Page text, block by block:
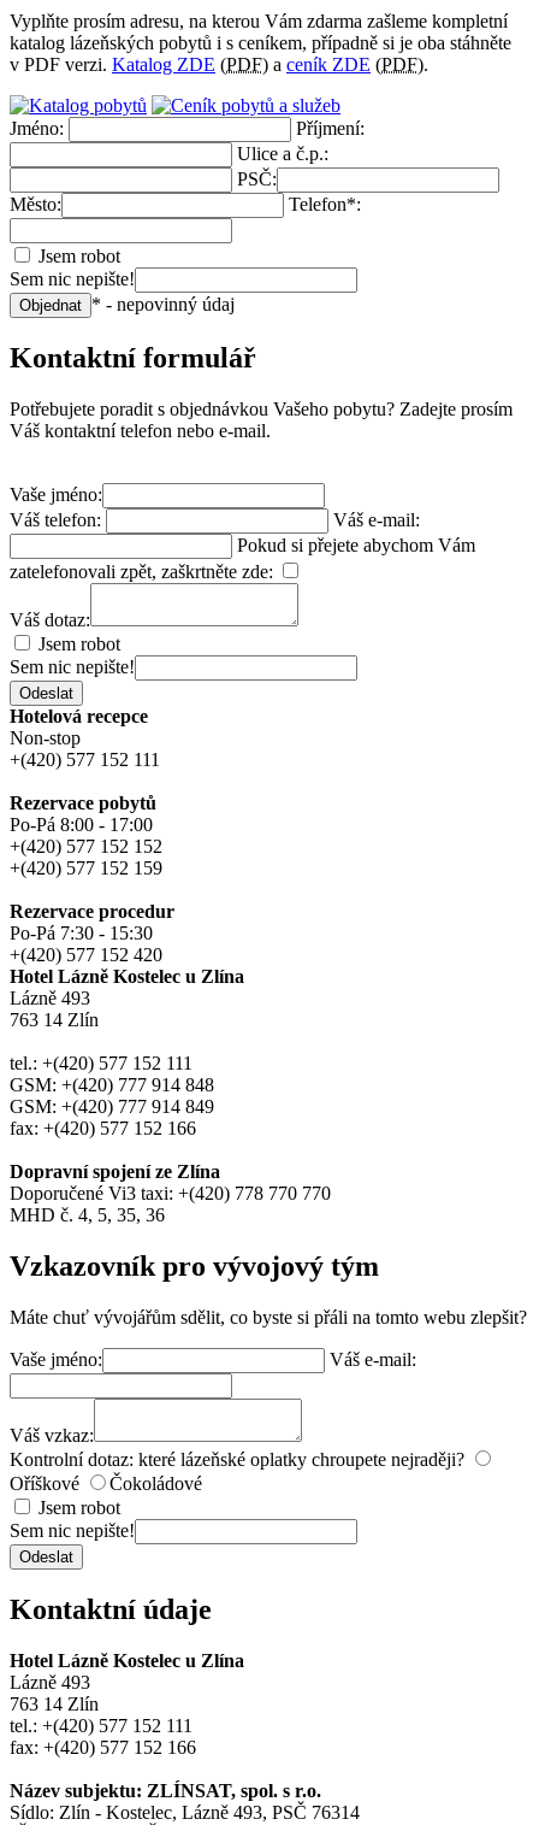
Vyplňte prosím adresu, na kterou Vám zdarma zašleme kompletní
katalog lázeňských pobytů i s ceníkem, případně si je oba stáhněte
v PDF verzi. Katalog ZDE (PDF) a ceník ZDE (PDF).
Jméno:
Příjmení:
Ulice a č.p.:
PSČ:
Město:
Telefon*:
Jsem robot
Sem nic nepište!
Objednat * - nepovinný údaj
Kontaktní formulář
Potřebujete poradit s objednávkou Vašeho pobytu? Zadejte prosím
Váš kontaktní telefon nebo e-mail.
Vaše jméno:
Váš telefon:
Váš e-mail:
Pokud si přejete abychom Vám
zatelefonovali zpět, zaškrtněte zde:
Váš dotaz:
Jsem robot
Sem nic nepište!
Odeslat
Hotelová recepce
Non-stop
+(420) 577 152 111
Rezervace pobytů
Po-Pá 8:00 - 17:00
+(420) 577 152 152
+(420) 577 152 159
Rezervace procedur
Po-Pá 7:30 - 15:30
+(420) 577 152 420
Hotel Lázně Kostelec u Zlína
Lázně 493
763 14 Zlín
tel.: +(420) 577 152 111
GSM: +(420) 777 914 848
GSM: +(420) 777 914 849
fax: +(420) 577 152 166
Dopravní spojení ze Zlína
Doporučené Vi3 taxi: +(420) 778 770 770
MHD č. 4, 5, 35, 36
Vzkazovník pro vývojový tým
Máte chuť vývojářům sdělit, co byste si přáli na tomto webu zlepšit?
Vaše jméno: Váš e-mail:
Váš vzkaz:
Kontrolní dotaz: které lázeňské oplatky chroupete nejraději?
Oříškové
Čokoládové
Jsem robot
Sem nic nepište!
Odeslat
Kontaktní údaje
Hotel Lázně Kostelec u Zlína
Lázně 493
763 14 Zlín
tel.: +(420) 577 152 111
fax: +(420) 577 152 166
Název subjektu: ZLÍNSAT, spol. s r.o.
Sídlo: Zlín - Kostelec, Lázně 493, PSČ 76314